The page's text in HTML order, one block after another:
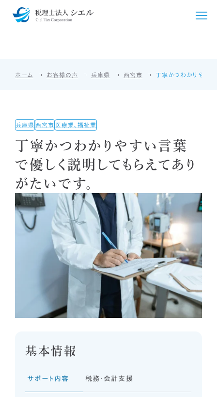
シエルが選ばれる理由
事務所概要
アクセス
クラウド会計導入
国際税務
相続・贈与
開業支援
個人のお客様向け
相続・贈与
その他料金
採用情報
言語/Languages
English
まずは相談する
LINEで相談する
ホーム お客様の声 兵庫県 西宮市 丁寧かつわかりやすい
兵庫県 西宮市 医療業、福祉業
丁寧かつわかりやすい言葉
で優しく説明してもらえてあり
がたいです。
基本情報
サポート内容 税務・会計支援